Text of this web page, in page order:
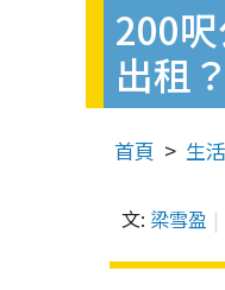
200
出租？
首頁 生
文: 梁雪盈